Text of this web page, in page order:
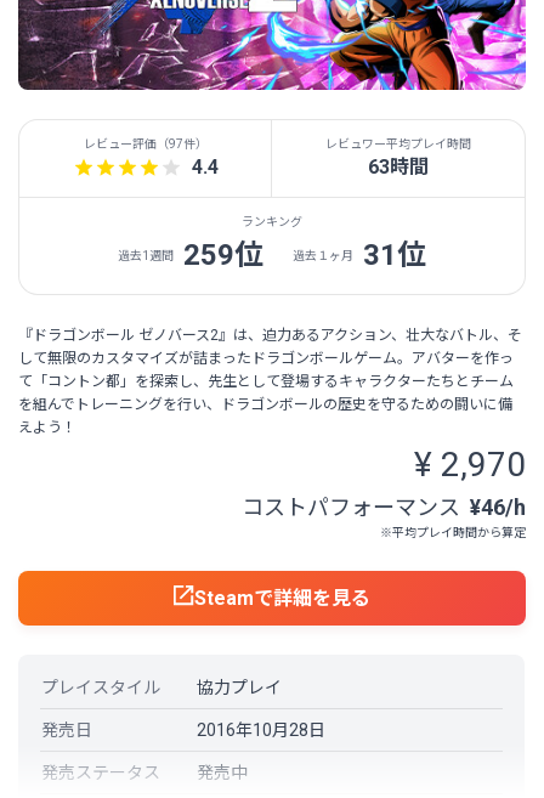
レビュー評価（97件）
4.4
レビュワー平均プレイ時間
63時間
ランキング
過去1週間 259位 過去１ヶ月 31位
『ドラゴンボール ゼノバース2』は、迫力あるアクション、壮大なバトル、そ
して無限のカスタマイズが詰まったドラゴンボールゲーム。アバターを作っ
て「コントン都」を探索し、先生として登場するキャラクターたちとチーム
を組んでトレーニングを行い、ドラゴンボールの歴史を守るための闘いに備
えよう！
¥ 2,970
コストパフォーマンス ¥46/h
※平均プレイ時間から算定
Steamで詳細を見る
プレイスタイル 協力プレイ
発売日 2016年10月28日
発売ステータス 発売中